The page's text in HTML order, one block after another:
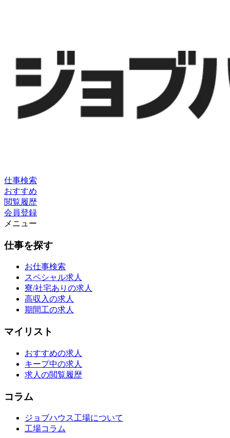
仕事検索
おすすめ
閲覧履歴
会員登録
メニュー
仕事を探す
お仕事検索
スペシャル求人
寮/社宅ありの求人
高収入の求人
期間工の求人
マイリスト
おすすめの求人
キープ中の求人
求人の閲覧履歴
コラム
ジョブハウス工場について
工場コラム